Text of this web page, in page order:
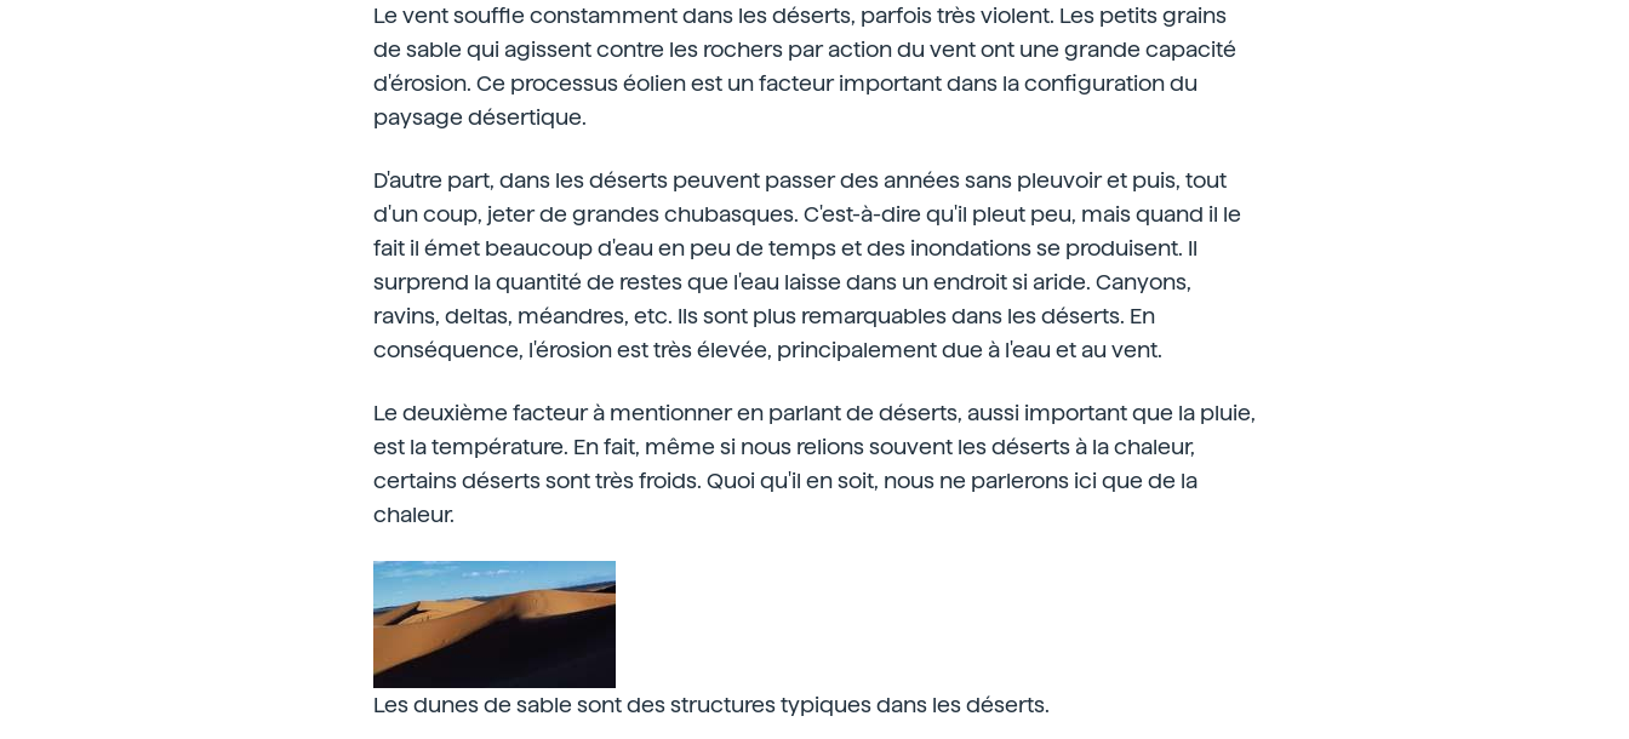
Le vent souffle constamment dans les déserts, parfois très violent. Les petits grains
de sable qui agissent contre les rochers par action du vent ont une grande capacité
d'érosion. Ce processus éolien est un facteur important dans la configuration du
paysage désertique.
D'autre part, dans les déserts peuvent passer des années sans pleuvoir et puis, tout
d'un coup, jeter de grandes chubasques. C'est-à-dire qu'il pleut peu, mais quand il le
fait il émet beaucoup d'eau en peu de temps et des inondations se produisent. Il
surprend la quantité de restes que l'eau laisse dans un endroit si aride. Canyons,
ravins, deltas, méandres, etc. Ils sont plus remarquables dans les déserts. En
conséquence, l'érosion est très élevée, principalement due à l'eau et au vent.
Le deuxième facteur à mentionner en parlant de déserts, aussi important que la pluie,
est la température. En fait, même si nous relions souvent les déserts à la chaleur,
certains déserts sont très froids. Quoi qu'il en soit, nous ne parlerons ici que de la
chaleur.
Les dunes de sable sont des structures typiques dans les déserts.